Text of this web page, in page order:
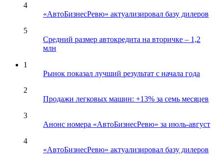
4
«АвтоБизнесРевю» актуализировал базу дилеров
5
Средний размер автокредита на вторичке – 1,2
млн
1
Рынок показал лучший результат с начала года
2
Продажи легковых машин: +13% за семь месяцев
3
Анонс номера «АвтоБизнесРевю» за июль-август
4
«АвтоБизнесРевю» актуализировал базу дилеров